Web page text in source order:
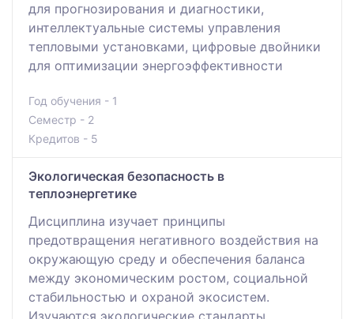
для прогнозирования и диагностики,
интеллектуальные системы управления
тепловыми установками, цифровые двойники
для оптимизации энергоэффективности
Год обучения - 1
Семестр - 2
Кредитов - 5
Экологическая безопасность в
теплоэнергетике
Дисциплина изучает принципы
предотвращения негативного воздействия на
окружающую среду и обеспечения баланса
между экономическим ростом, социальной
стабильностью и охраной экосистем.